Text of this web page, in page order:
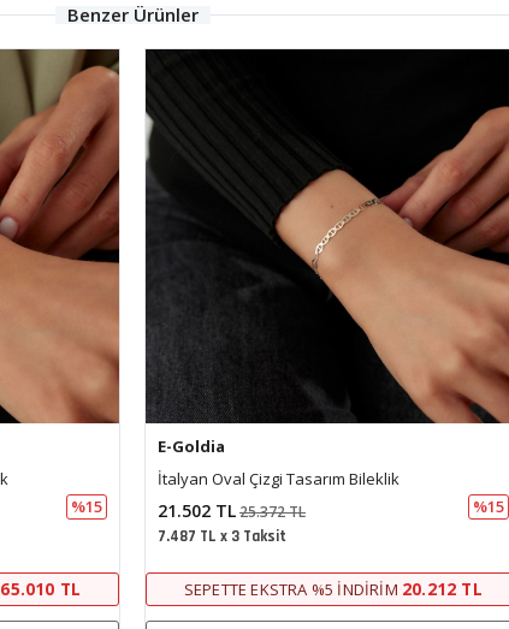
Benzer Ürünler
%15
20.212 TL
E-Goldia
Merdiven Tasarım Bileklik (18.5*0.5 Cm)
33.116 TL39.077 TL %15
11.531 TL x 3 Taksit
SEPETTE EKSTRA %5 İNDIRIM 31.131 TL